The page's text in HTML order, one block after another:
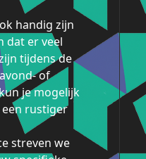
handig zijn
dat er veel
tijdens de
of
je mogelijk
rustiger
streven we